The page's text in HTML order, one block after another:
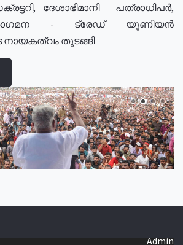
ദേശാഭിമാനി പത്രാധിപർ,
- ട്രേഡ് യൂണിയൻ
തുടങ്ങി
Admin